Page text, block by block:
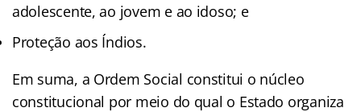
adolescente, ao jovem e ao idoso; e
Proteção aos Índios.
Em suma, a Ordem Social constitui o núcleo
constitucional por meio do qual o Estado organiza